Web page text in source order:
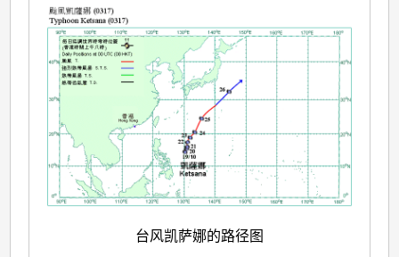
台风凯萨娜的路径图